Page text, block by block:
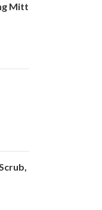
Mitt